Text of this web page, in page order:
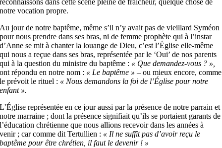
reconnaissons dans cette scène pleine de fraicheur, quelque chose de
notre vocation propre.
Au jour de notre baptême, même s’il n’y avait pas de vieillard Syméon
pour nous prendre dans ses bras, ni de femme prophète qui à l’instar
d’Anne se mit à chanter la louange de Dieu, c’est l’Église elle-même
qui nous a reçue dans ses bras, représentée par le ‘Oui’ de nos parents
qui à la question du ministre du baptême : « Que demandez-vous ? »,
ont répondu en notre nom : « Le baptême » – ou mieux encore, comme
le prévoit le rituel : « Nous demandons la foi de l’Église pour notre
enfant ».
L’Église représentée en ce jour aussi par la présence de notre parrain et
notre marraine ; dont la présence signifiait qu’ils se portaient garants de
l’éducation chrétienne que nous allions recevoir dans les années à
venir ; car comme dit Tertullien : « Il ne suffit pas d’avoir reçu le
baptême pour être chrétien, il faut le devenir ! »